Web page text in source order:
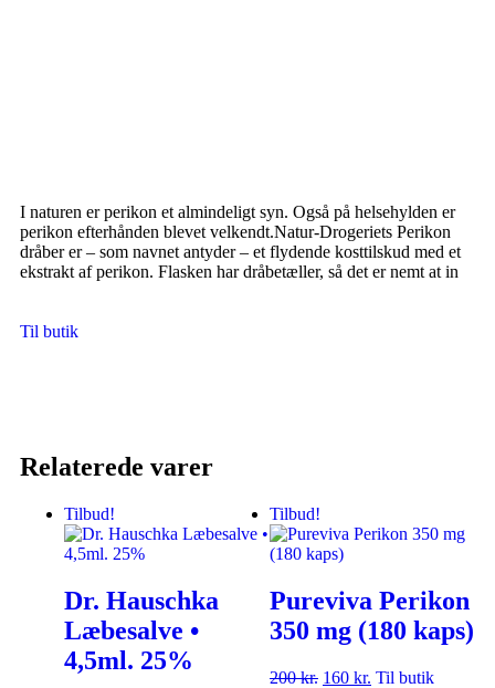
I naturen er perikon et almindeligt syn. Også på helsehylden er
perikon efterhånden blevet velkendt.Natur-Drogeriets Perikon
dråber er – som navnet antyder – et flydende kosttilskud med et
ekstrakt af perikon. Flasken har dråbetæller, så det er nemt at in
Til butik
Relaterede varer
Tilbud!
Dr. Hauschka
Læbesalve •
4,5ml. 25%
Tilbud!
Pureviva Perikon
350 mg (180 kaps)
200kr. 160 kr. Til butik